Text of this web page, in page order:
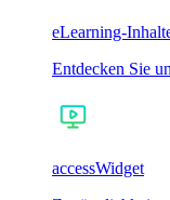
eLearning-
Entdecken Sie
accessWidget